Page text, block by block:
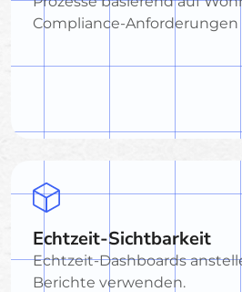
Compliance-Anforderungen
Echtzeit-Sichtbarkeit
Echtzeit-Dashboards
Berichte verwenden.